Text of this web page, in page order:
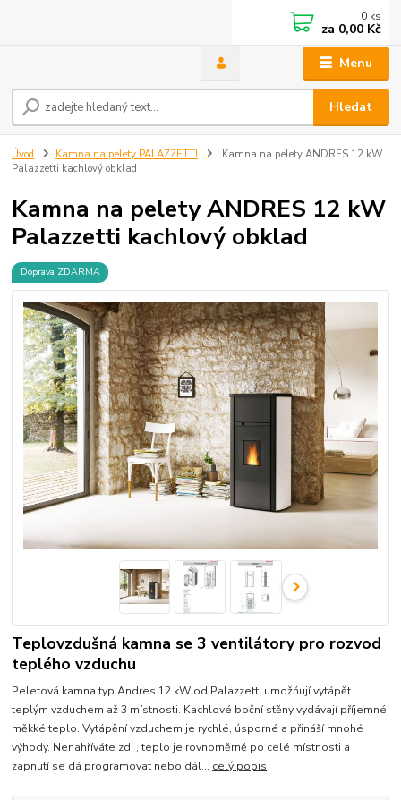
Menu
Hledat
0 ks
za 0,00 Kč
Úvod Kamna na pelety PALAZZETTI
Kamna na pelety ANDRES 12 kW
Palazzetti kachlový obklad
Kamna na pelety ANDRES 12 kW
Palazzetti kachlový obklad
Doprava ZDARMA
Teplovzdušná kamna se 3 ventilátory pro rozvod
teplého vzduchu
Peletová kamna typ Andres 12 kW od Palazzetti umožńují vytápět
teplým vzduchem až 3 místnosti. Kachlové boční stěny vydávají příjemné
měkké teplo. Vytápění vzduchem je rychlé, úsporné a přináší mnohé
výhody. Nenahříváte zdi , teplo je rovnoměrně po celé místnosti a
zapnutí se dá programovat nebo dál... celý popis